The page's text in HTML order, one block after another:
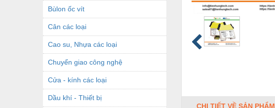
Bùlon ốc vít
Cân các loại
Cao su, Nhựa các loại
Chuyển giao công nghệ
Cửa - kính các loại
Dầu khí - Thiết bị
CHI TIẾT VỀ SẢN PHẨM